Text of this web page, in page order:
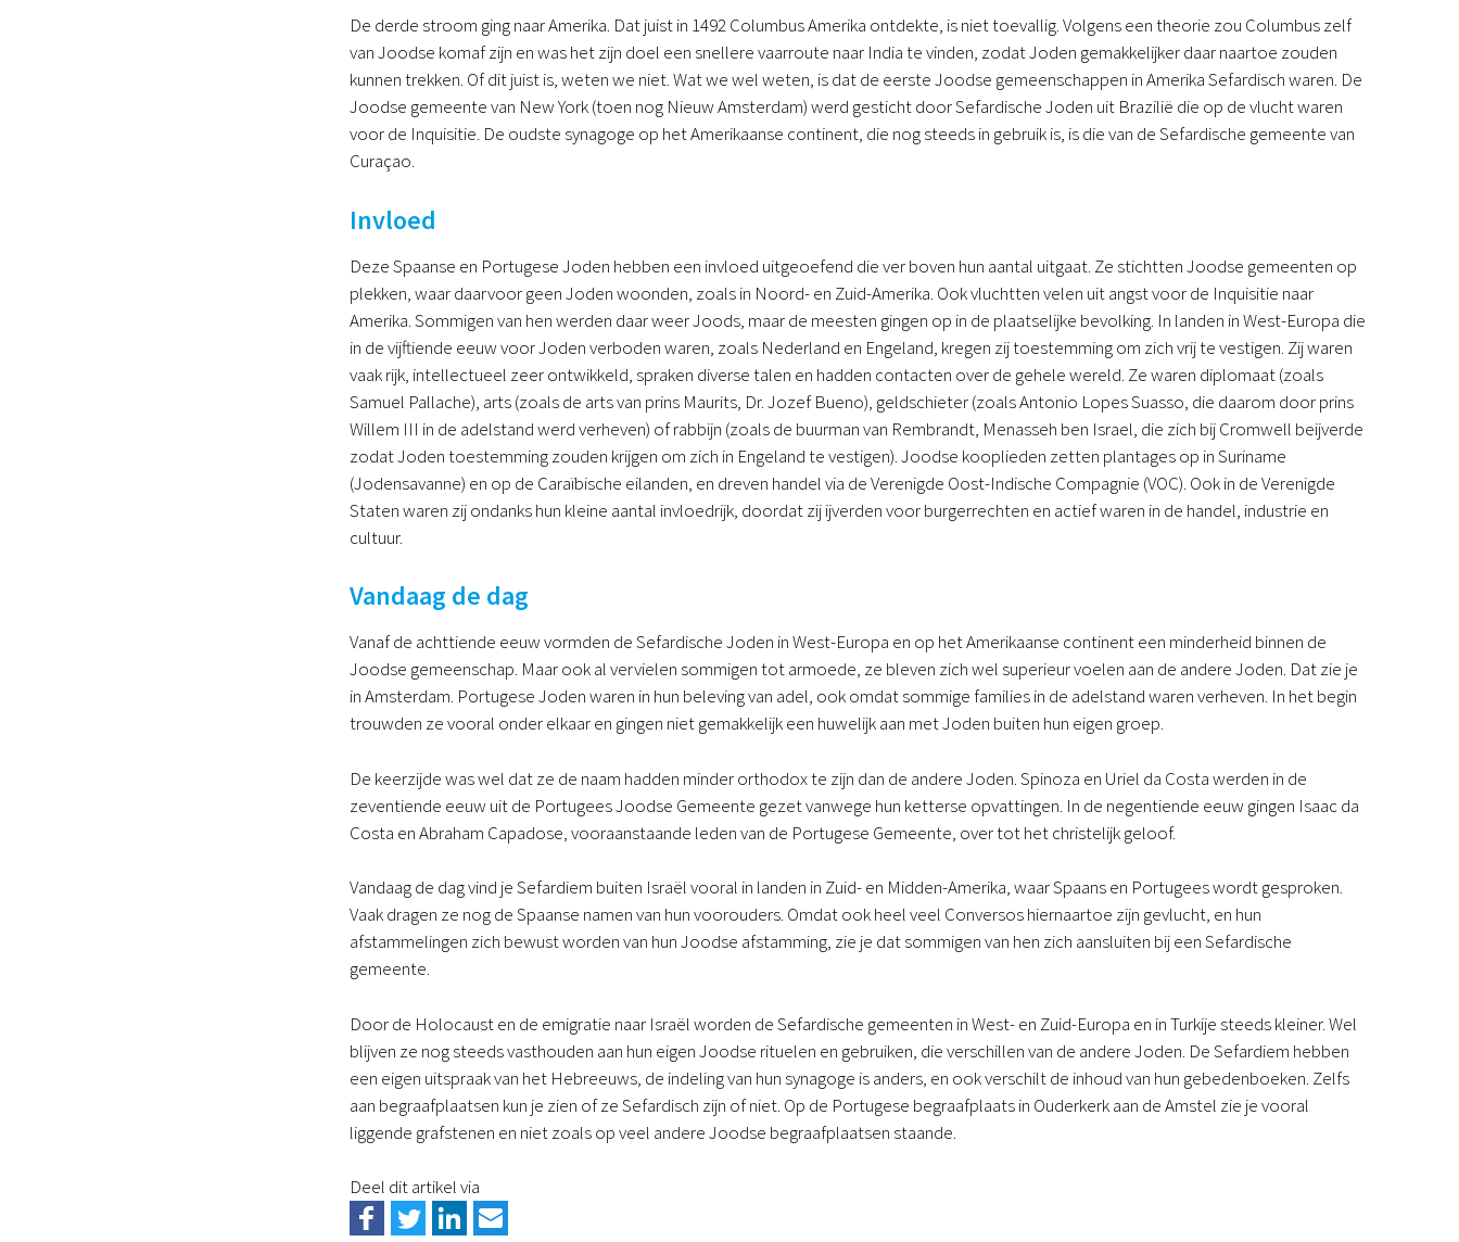
De derde stroom ging naar Amerika. Dat juist in 1492 Columbus Amerika ontdekte, is niet toevallig. Volgens een theorie zou Columbus zelf
van Joodse komaf zijn en was het zijn doel een snellere vaarroute naar India te vinden, zodat Joden gemakkelijker daar naartoe zouden
kunnen trekken. Of dit juist is, weten we niet. Wat we wel weten, is dat de eerste Joodse gemeenschappen in Amerika Sefardisch waren. De
Joodse gemeente van New York (toen nog Nieuw Amsterdam) werd gesticht door Sefardische Joden uit Brazilië die op de vlucht waren
voor de Inquisitie. De oudste synagoge op het Amerikaanse continent, die nog steeds in gebruik is, is die van de Sefardische gemeente van
Curaçao.
Invloed
Deze Spaanse en Portugese Joden hebben een invloed uitgeoefend die ver boven hun aantal uitgaat. Ze stichtten Joodse gemeenten op
plekken, waar daarvoor geen Joden woonden, zoals in Noord- en Zuid-Amerika. Ook vluchtten velen uit angst voor de Inquisitie naar
Amerika. Sommigen van hen werden daar weer Joods, maar de meesten gingen op in de plaatselijke bevolking. In landen in West-Europa die
in de vijftiende eeuw voor Joden verboden waren, zoals Nederland en Engeland, kregen zij toestemming om zich vrij te vestigen. Zij waren
vaak rijk, intellectueel zeer ontwikkeld, spraken diverse talen en hadden contacten over de gehele wereld. Ze waren diplomaat (zoals
Samuel Pallache), arts (zoals de arts van prins Maurits, Dr. Jozef Bueno), geldschieter (zoals Antonio Lopes Suasso, die daarom door prins
Willem III in de adelstand werd verheven) of rabbijn (zoals de buurman van Rembrandt, Menasseh ben Israel, die zich bij Cromwell beijverde
zodat Joden toestemming zouden krijgen om zich in Engeland te vestigen). Joodse kooplieden zetten plantages op in Suriname
(Jodensavanne) en op de Caraïbische eilanden, en dreven handel via de Verenigde Oost-Indische Compagnie (VOC). Ook in de Verenigde
Staten waren zij ondanks hun kleine aantal invloedrijk, doordat zij ijverden voor burgerrechten en actief waren in de handel, industrie en
cultuur.
Vandaag de dag
Vanaf de achttiende eeuw vormden de Sefardische Joden in West-Europa en op het Amerikaanse continent een minderheid binnen de
Joodse gemeenschap. Maar ook al vervielen sommigen tot armoede, ze bleven zich wel superieur voelen aan de andere Joden. Dat zie je
in Amsterdam. Portugese Joden waren in hun beleving van adel, ook omdat sommige families in de adelstand waren verheven. In het begin
trouwden ze vooral onder elkaar en gingen niet gemakkelijk een huwelijk aan met Joden buiten hun eigen groep.
De keerzijde was wel dat ze de naam hadden minder orthodox te zijn dan de andere Joden. Spinoza en Uriel da Costa werden in de
zeventiende eeuw uit de Portugees Joodse Gemeente gezet vanwege hun ketterse opvattingen. In de negentiende eeuw gingen Isaac da
Costa en Abraham Capadose, vooraanstaande leden van de Portugese Gemeente, over tot het christelijk geloof.
Vandaag de dag vind je Sefardiem buiten Israël vooral in landen in Zuid- en Midden-Amerika, waar Spaans en Portugees wordt gesproken.
Vaak dragen ze nog de Spaanse namen van hun voorouders. Omdat ook heel veel Conversos hiernaartoe zijn gevlucht, en hun
afstammelingen zich bewust worden van hun Joodse afstamming, zie je dat sommigen van hen zich aansluiten bij een Sefardische
gemeente.
Door de Holocaust en de emigratie naar Israël worden de Sefardische gemeenten in West- en Zuid-Europa en in Turkije steeds kleiner. Wel
blijven ze nog steeds vasthouden aan hun eigen Joodse rituelen en gebruiken, die verschillen van de andere Joden. De Sefardiem hebben
een eigen uitspraak van het Hebreeuws, de indeling van hun synagoge is anders, en ook verschilt de inhoud van hun gebedenboeken. Zelfs
aan begraafplaatsen kun je zien of ze Sefardisch zijn of niet. Op de Portugese begraafplaats in Ouderkerk aan de Amstel zie je vooral
liggende grafstenen en niet zoals op veel andere Joodse begraafplaatsen staande.
Deel dit artikel via